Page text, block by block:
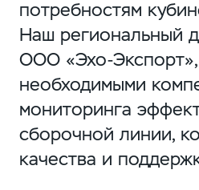
потребностям
Наш региональный
ООО «Эхо-
необходимыми
мониторинга
сборочной линии,
качества и